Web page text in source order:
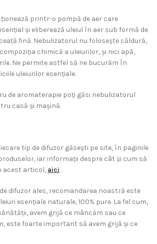
printr-o pompă de aer care
și eliberează uleiul în aer sub formă de
fină. Nebulizatorul nu folosește căldură,
chimică a uleiurilor, și nici apă,
Ne permite astfel să ne bucurăm în
uleiurilor esențiale.
de aromaterapie poți găsi nebulizatorul
casă și mașină.
tip de difuzor găsești pe site, în paginile
iar informații despre cât și cum să
acest articol, aici .
difuzor ales, recomandarea noastră este
esenţiale naturale, 100% pure. La fel cum,
avem grijă ce mâncăm sau ce
este foarte important să avem grijă şi ce